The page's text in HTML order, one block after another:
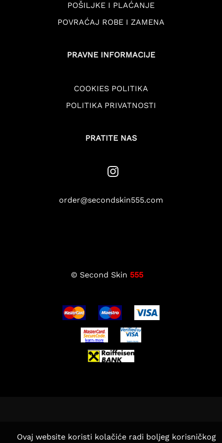
POŠILJKE I PLAĆANJE
POVRAĆAJ ROBE I ZAMENA
PRAVNE INFORMACIJE
COOKIES POLITIKA
POLITIKA PRIVATNOSTI
PRATITE NAS
order@secondskin555.com
© Second Skin 555
Ovaj website koristi kolačiće radi boljeg korisničkog